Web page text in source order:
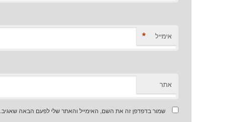
אימייל *
אתר
שמור בדפדפן זה את השם, האימייל והאתר שלי לפעם הבאה שאגיב.